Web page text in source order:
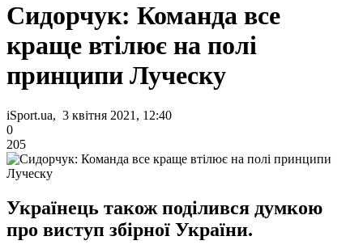
Сидорчук: Команда все
краще втілює на полі
принципи Луческу
iSport.ua, 3 квітня 2021, 12:40
0
205
Українець також поділився думкою
про виступ збірної України.